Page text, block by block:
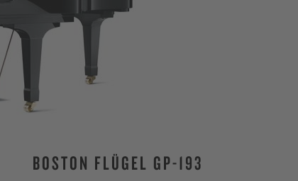
BOSTON FLÜGEL GP-193